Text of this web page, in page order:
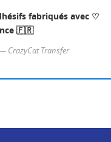
fabriqués avec ♡
🇫🇷
CrazyCat Transfer